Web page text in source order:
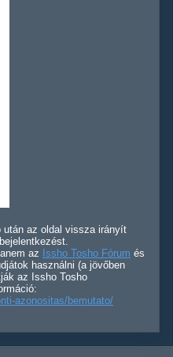
után az oldal vissza irányít
az Issho Tosho Fórum és
használni (a jövőben
az Issho Tosho
azonositas/bemutato/